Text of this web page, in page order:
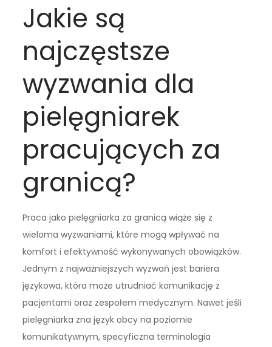
Jakie są
najczęstsze
wyzwania dla
pielęgniarek
pracujących za
granicą?
Praca jako pielęgniarka za granicą wiąże się z
wieloma wyzwaniami, które mogą wpływać na
komfort i efektywność wykonywanych obowiązków.
Jednym z najważniejszych wyzwań jest bariera
językowa, która może utrudniać komunikację z
pacjentami oraz zespołem medycznym. Nawet jeśli
pielęgniarka zna język obcy na poziomie
komunikatywnym, specyficzna terminologia